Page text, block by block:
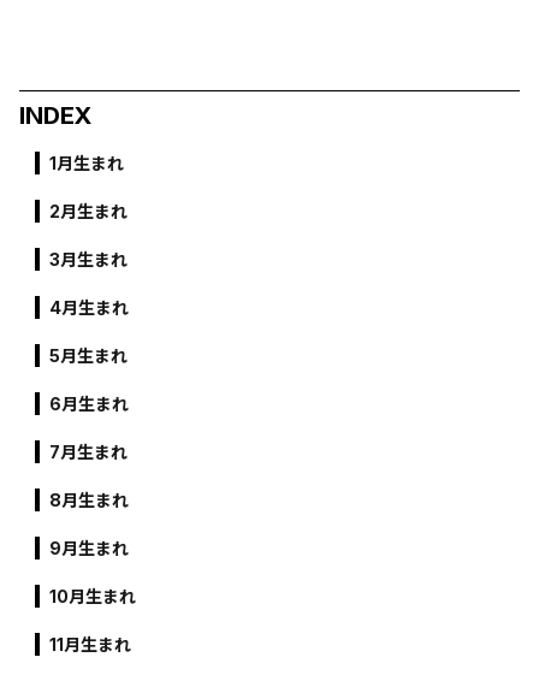
INDEX
1月生まれ
2月生まれ
3月生まれ
4月生まれ
5月生まれ
6月生まれ
7月生まれ
8月生まれ
9月生まれ
10月生まれ
11月生まれ